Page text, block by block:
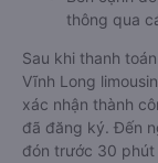
thông qua
Sau khi thanh
Vĩnh Long
xác nhận thành
đã đăng ký. Đến
đón trước 30 phút